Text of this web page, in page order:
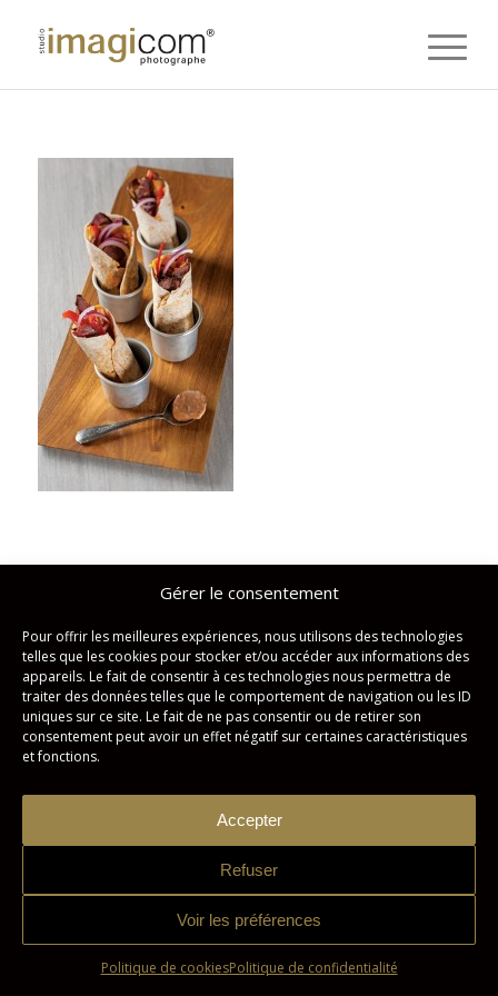
Gérer le consentement
Pour offrir les meilleures expériences, nous utilisons des technologies
telles que les cookies pour stocker et/ou accéder aux informations des
appareils. Le fait de consentir à ces technologies nous permettra de
traiter des données telles que le comportement de navigation ou les ID
uniques sur ce site. Le fait de ne pas consentir ou de retirer son
consentement peut avoir un effet négatif sur certaines caractéristiques
et fonctions.
Accepter
Refuser
Voir les préférences
Politique de cookiesPolitique de confidentialité
Studio Imagicom © Tous droits réservés. | Conception :
Politique de confidentialité Politique de cookies